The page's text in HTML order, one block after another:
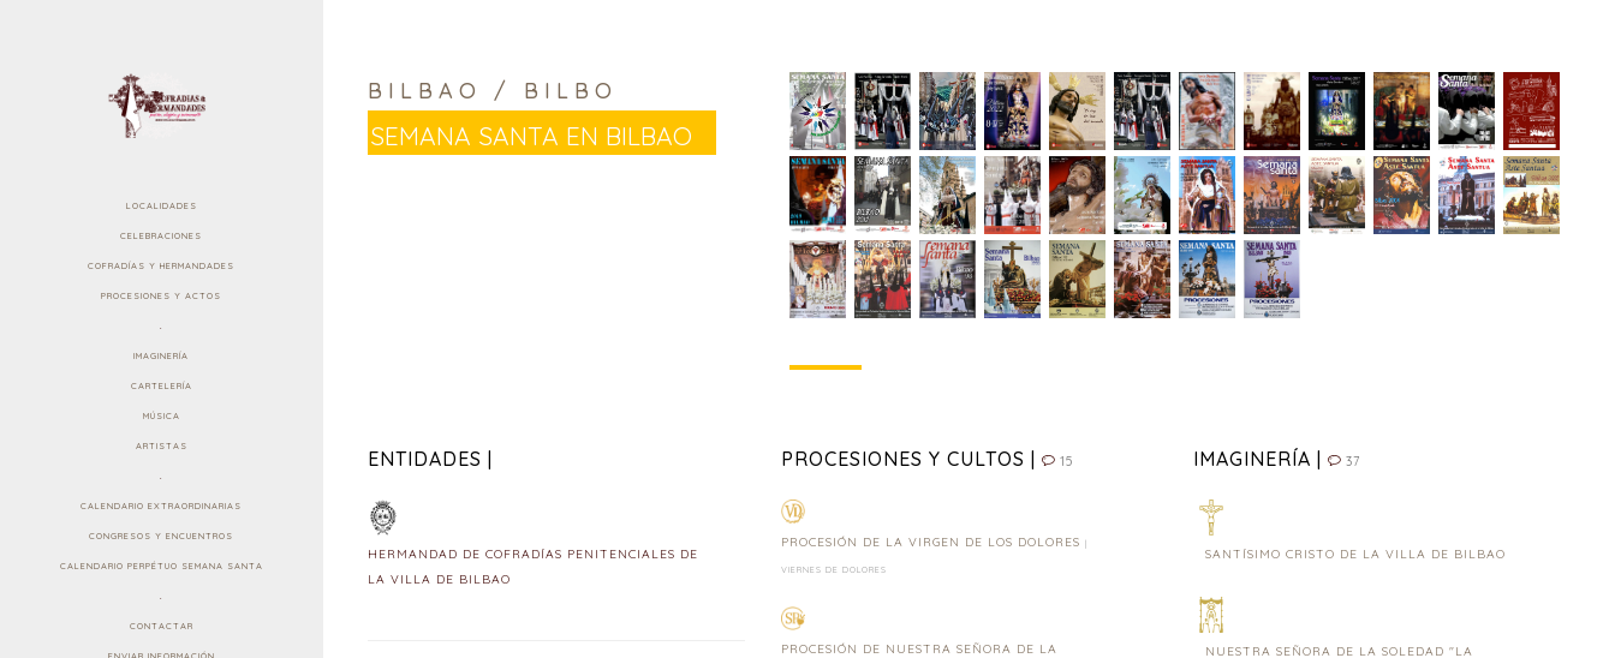
LOCALIDADES
CELEBRACIONES
COFRADÍAS Y HERMANDADES
PROCESIONES Y ACTOS
.
IMAGINERÍA
CARTELERÍA
MÚSICA
ARTISTAS
.
CALENDARIO EXTRAORDINARIAS
CONGRESOS Y ENCUENTROS
CALENDARIO PERPÉTUO SEMANA SANTA
.
CONTACTAR
BILBAO / BILBO
Semana Santa en Bilbao
ENTIDADES |
HERMANDAD DE COFRADÍAS PENITENCIALES DE
LA VILLA DE BILBAO
PROCESIONES Y CULTOS | 15
PROCESIÓN DE LA VIRGEN DE LOS DOLORES |
VIERNES DE DOLORES
PROCESIÓN DE NUESTRA SEÑORA DE LA
IMAGINERÍA | 37
SANTÍSIMO CRISTO DE LA VILLA DE BILBAO
NUESTRA SEÑORA DE LA SOLEDAD "LA